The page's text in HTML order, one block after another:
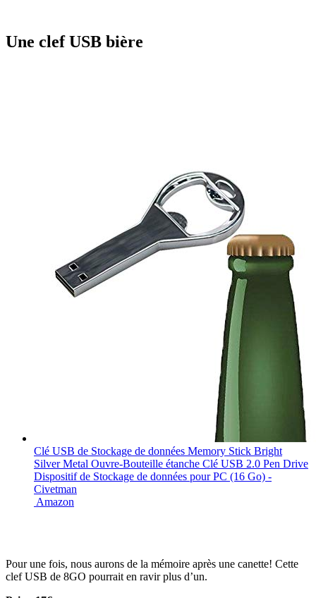
Une clef USB bière
Clé USB de Stockage de données Memory Stick Bright
Silver Metal Ouvre-Bouteille étanche Clé USB 2.0 Pen Drive
Dispositif de Stockage de données pour PC (16 Go) -
Civetman
Amazon
Pour une fois, nous aurons de la mémoire après une canette! Cette
clef USB de 8GO pourrait en ravir plus d’un.